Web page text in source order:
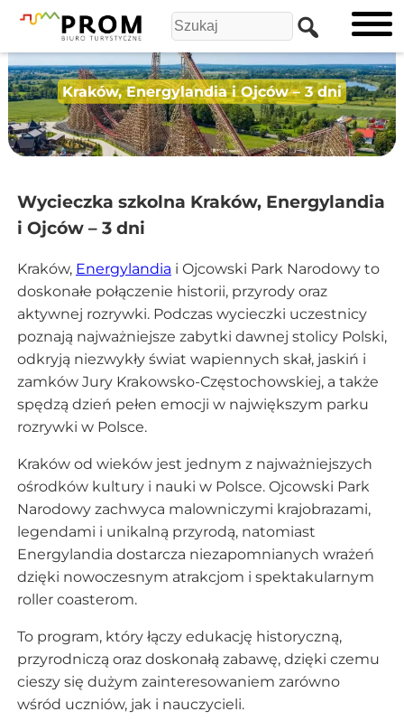
Kraków, Energylandia i Ojców – 3 dni
Wycieczka szkolna Kraków, Energylandia
i Ojców – 3 dni
Kraków, Energylandia i Ojcowski Park Narodowy to
doskonałe połączenie historii, przyrody oraz
aktywnej rozrywki. Podczas wycieczki uczestnicy
poznają najważniejsze zabytki dawnej stolicy Polski,
odkryją niezwykły świat wapiennych skał, jaskiń i
zamków Jury Krakowsko-Częstochowskiej, a także
spędzą dzień pełen emocji w największym parku
rozrywki w Polsce.
Kraków od wieków jest jednym z najważniejszych
ośrodków kultury i nauki w Polsce. Ojcowski Park
Narodowy zachwyca malowniczymi krajobrazami,
legendami i unikalną przyrodą, natomiast
Energylandia dostarcza niezapomnianych wrażeń
dzięki nowoczesnym atrakcjom i spektakularnym
roller coasterom.
To program, który łączy edukację historyczną,
przyrodniczą oraz doskonałą zabawę, dzięki czemu
cieszy się dużym zainteresowaniem zarówno
wśród uczniów, jak i nauczycieli.